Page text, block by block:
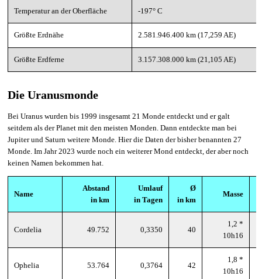
Temperatur an der Oberfläche -197° C
Größte Erdnähe 2.581.946.400 km (17,259 AE)
Größte Erdferne 3.157.308.000 km (21,105 AE)
Die Uranusmonde
Bei Uranus wurden bis 1999 insgesamt 21 Monde entdeckt und er galt
seitdem als der Planet mit den meisten Monden. Dann entdeckte man bei
Jupiter und Saturn weitere Monde. Hier die Daten der bisher benannten 27
Monde. Im Jahr 2023 wurde noch ein weiterer Mond entdeckt, der aber noch
keinen Namen bekommen hat.
Name
Abstand
in km
Umlauf
in Tagen
Ø
in km
Masse
Cordelia 49.752 0,3350 40
1,2 *
10h16
Ophelia 53.764 0,3764 42
1,8 *
10h16